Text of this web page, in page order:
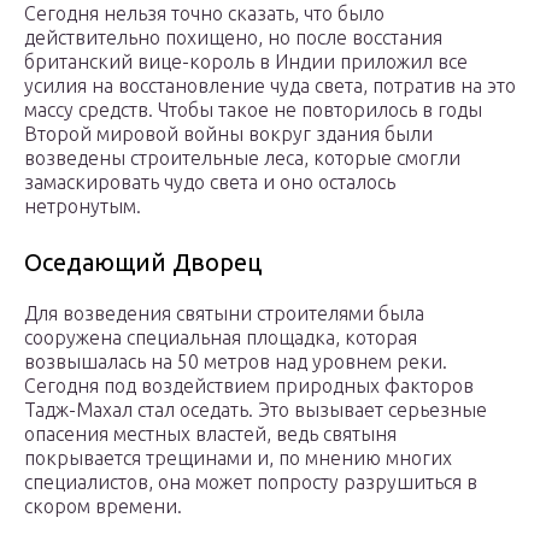
Сегодня нельзя точно сказать, что было
действительно похищено, но после восстания
британский вице-король в Индии приложил все
усилия на восстановление чуда света, потратив на это
массу средств. Чтобы такое не повторилось в годы
Второй мировой войны вокруг здания были
возведены строительные леса, которые смогли
замаскировать чудо света и оно осталось
нетронутым.
Оседающий Дворец
Для возведения святыни строителями была
сооружена специальная площадка, которая
возвышалась на 50 метров над уровнем реки.
Сегодня под воздействием природных факторов
Тадж-Махал стал оседать. Это вызывает серьезные
опасения местных властей, ведь святыня
покрывается трещинами и, по мнению многих
специалистов, она может попросту разрушиться в
скором времени.